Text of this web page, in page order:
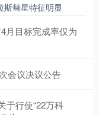
斯彗星特征明显
月目标完成率仅为
会议决议公告
于行使“22万科